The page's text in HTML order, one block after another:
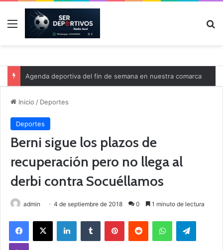
Menú
Agenda deportiva del fin de semana en nuestra comarca
Inicio / Deportes
Deportes
Berni sigue los plazos de
recuperación pero no llega al
derbi contra Socuéllamos
admin 4 de septiembre de 2018 0 1 minuto de lectura